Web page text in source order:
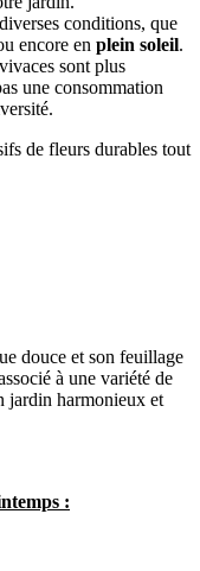
conditions, que
encore en plein soleil.
sont plus
une consommation
de fleurs durables tout
douce et son feuillage
à une variété de
jardin harmonieux et
: